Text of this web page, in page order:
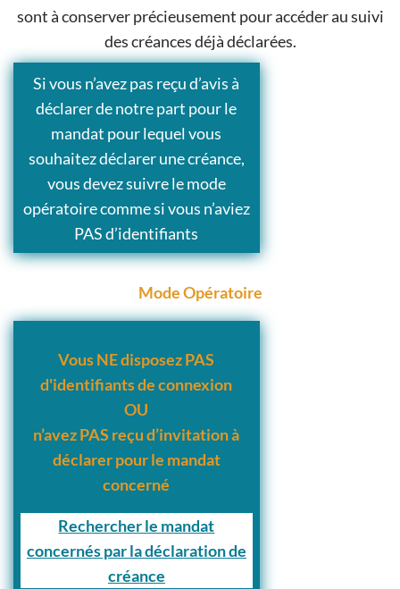
sont à conserver précieusement pour accéder au suivi
des créances déjà déclarées.
Si vous n’avez pas reçu d’avis à
déclarer de notre part pour le
mandat pour lequel vous
souhaitez déclarer une créance,
vous devez suivre le mode
opératoire comme si vous n’aviez
PAS d’identifiants
Mode Opératoire
Vous NE disposez PAS
d'identifiants de connexion
OU
n’avez PAS reçu d’invitation à
déclarer pour le mandat
concerné
Rechercher le mandat
concernés par la déclaration de
créance